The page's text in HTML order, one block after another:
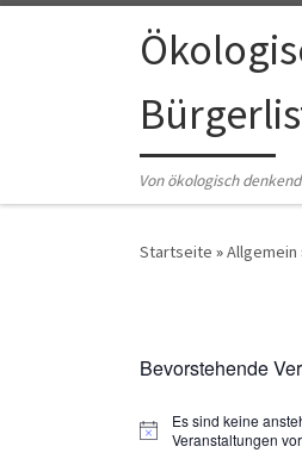
Zum Inhalt springen
Von ökologisch
Startseite »Allgemein
Bevorstehende
H
Es sind keine
Veranstaltungen